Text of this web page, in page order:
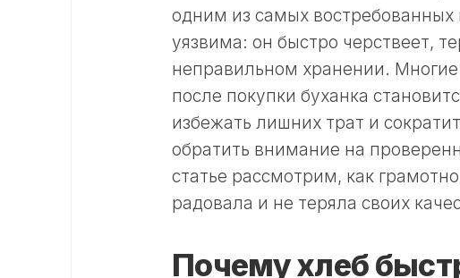
одним из самых востребованных
уязвима: он быстро черствеет,
неправильном хранении. Многие
после покупки буханка
избежать лишних трат и
обратить внимание на
статье рассмотрим, как
радовала и не теряла своих
Почему хлеб